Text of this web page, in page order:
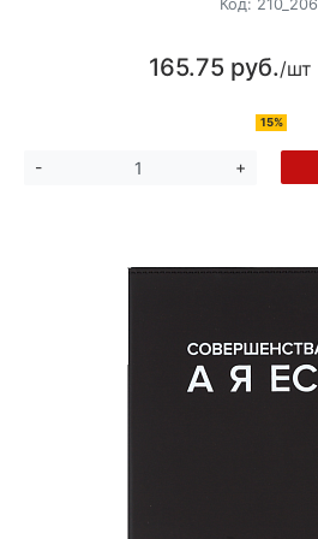
Код: 210_206
165.75 руб./шт
15%
- +